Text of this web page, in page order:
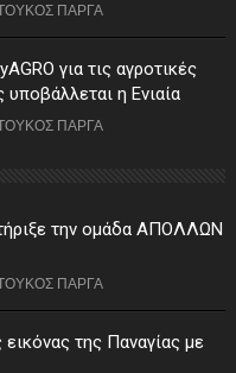
ΠΑΡΓΑ
για τις αγροτικές
η Ενιαία
ΠΑΡΓΑ
την ομάδα ΑΠΟΛΛΩΝ
ΠΑΡΓΑ
της Παναγίας με